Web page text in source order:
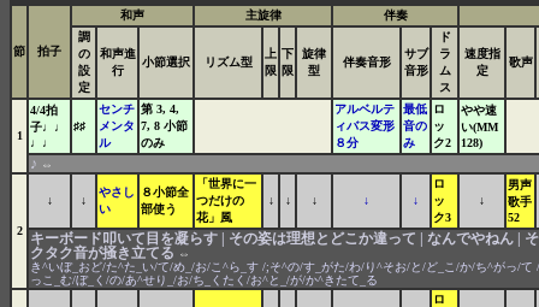
節 拍子
和声 主旋律
伴奏
調
の
設
定
和声進
行
小節選択 リズム型
上
限
下
限
旋律
型
伴奏音形
サブ
音形
ド
ラ
ム
ス
速度指
定
歌声
1
4/4拍
子♩♩
♩♩
♯♯
センチ
メンタ
ル
第 3, 4,
7, 8 小節
のみ
アルベルテ
ィバス変形
８分
最低
音の
み
ロ
ッ
ク2
やや速
い(MM
128)
♪ ⇔
2
↓ ↓
やさし
い
８小節全
部使う
「世界に一
つだけの
花」風
↓ ↓ ↓ ↓ ↓
ロ
ッ
ク3
↓
男声
歌手
52
キーボード叩いて目を凝らす | その姿は理想とどこか違って | なんでやねん |
クタク音が掻き立てる ⇔
き^いぼ_おど/た^た_い/て/め_/お/こ^ら_す /;そ^の/す_がた/わ/り^そお/と/ど_こ/か/ち^がっ/
っこ_む/ぼ_く/の/あ^せり_/お/ち_くたく/お^と_/が/か^きたて_る
ロ